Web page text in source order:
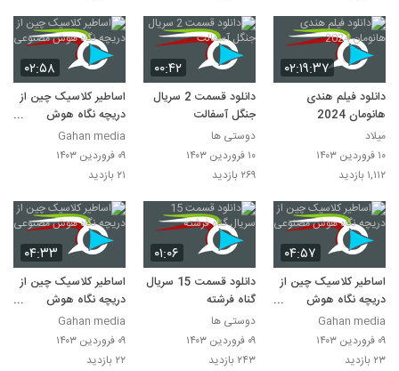
۰۲:۱۹:۳۷
دانلود فیلم هندی
هانومان 2024
میلاد
۱۰ فروردین ۱۴۰۳
۱,۱۱۲ بازدید
۰۰:۴۲
دانلود قسمت 2 سریال
جنگل آسفالت
دوستی ها
۱۰ فروردین ۱۴۰۳
۲۶۹ بازدید
۰۲:۵۸
اساطیر کلاسیک چین از
دریچه نگاه هوش
مصنوعی
Gahan media
۰۹ فروردین ۱۴۰۳
۲۱ بازدید
۰۴:۵۷
اساطیر کلاسیک چین از
دریچه نگاه هوش
مصنوعی
Gahan media
۰۹ فروردین ۱۴۰۳
۲۳ بازدید
۰۱:۰۶
دانلود قسمت 15 سریال
گناه فرشته
دوستی ها
۰۹ فروردین ۱۴۰۳
۲۴۳ بازدید
۰۴:۳۳
اساطیر کلاسیک چین از
دریچه نگاه هوش
مصنوعی
Gahan media
۰۹ فروردین ۱۴۰۳
۲۲ بازدید